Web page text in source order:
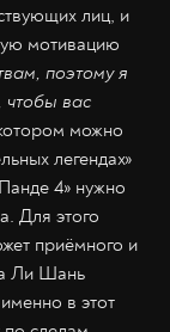
лиц, и
мотивацию
поэтому я
чтобы вас
можно
легендах»
4» нужно
Для этого
приёмного и
Ли Шань
в этот